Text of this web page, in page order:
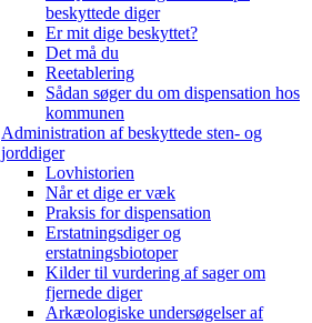
beskyttede diger
Er mit dige beskyttet?
Det må du
Reetablering
Sådan søger du om dispensation hos
kommunen
Administration af beskyttede sten- og
jorddiger
Lovhistorien
Når et dige er væk
Praksis for dispensation
Erstatningsdiger og
erstatningsbiotoper
Kilder til vurdering af sager om
fjernede diger
Arkæologiske undersøgelser af